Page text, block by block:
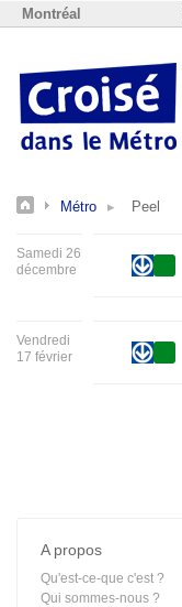
Montréal
Métro Peel
Samedi 26
décembre
Vendredi
17 février
A propos
Qu'est-ce-que c'est ?
Qui sommes-nous ?